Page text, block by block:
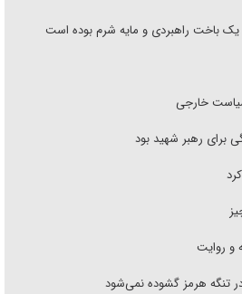
یک باخت راهبردی و مایه شرم بوده است
خارجی
رهبر شهید بود
و روایت
تنگه هرمز گشوده نمی‌شود